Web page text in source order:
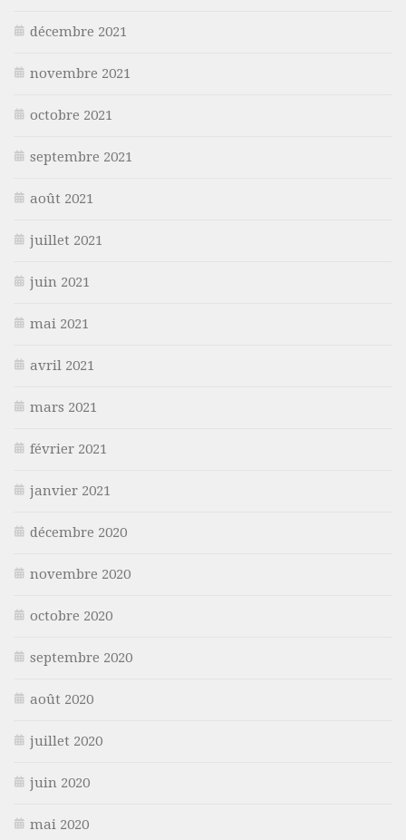
décembre 2021
novembre 2021
octobre 2021
septembre 2021
août 2021
juillet 2021
juin 2021
mai 2021
avril 2021
mars 2021
février 2021
janvier 2021
décembre 2020
novembre 2020
octobre 2020
septembre 2020
août 2020
juillet 2020
juin 2020
mai 2020